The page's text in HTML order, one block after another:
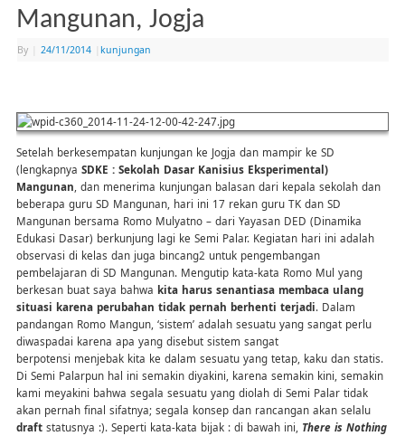
Mangunan, Jogja
By 24/11/2014 kunjungan
Setelah berkesempatan kunjungan ke Jogja dan mampir ke SD
(lengkapnya SDKE : Sekolah Dasar Kanisius Eksperimental)
Mangunan , dan menerima kunjungan balasan dari kepala sekolah dan
beberapa guru SD Mangunan, hari ini 17 rekan guru TK dan SD
Mangunan bersama Romo Mulyatno – dari Yayasan DED (Dinamika
Edukasi Dasar) berkunjung lagi ke Semi Palar. Kegiatan hari ini adalah
observasi di kelas dan juga bincang2 untuk pengembangan
pembelajaran di SD Mangunan. Mengutip kata-kata Romo Mul yang
berkesan buat saya bahwa kita harus senantiasa membaca ulang
situasi karena perubahan tidak pernah berhenti terjadi. Dalam
pandangan Romo Mangun, ‘sistem’ adalah sesuatu yang sangat perlu
diwaspadai karena apa yang disebut sistem sangat
berpotensi menjebak kita ke dalam sesuatu yang tetap, kaku dan statis.
Di Semi Palarpun hal ini semakin diyakini, karena semakin kini, semakin
kami meyakini bahwa segala sesuatu yang diolah di Semi Palar tidak
akan pernah final sifatnya; segala konsep dan rancangan akan selalu
draft statusnya :). Seperti kata-kata bijak : di bawah ini, There is Nothing